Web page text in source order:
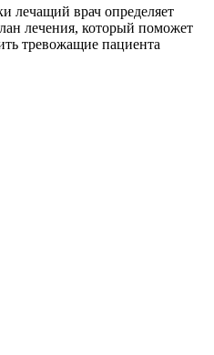
лечащий врач определяет
лечения, который поможет
тревожащие пациента